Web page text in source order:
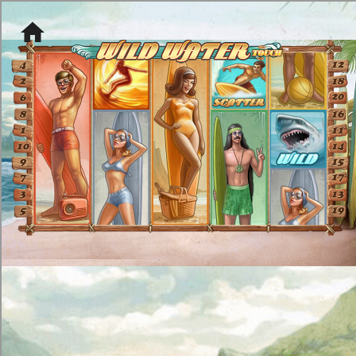
[object HTMLMetaElement]
пополнить счет